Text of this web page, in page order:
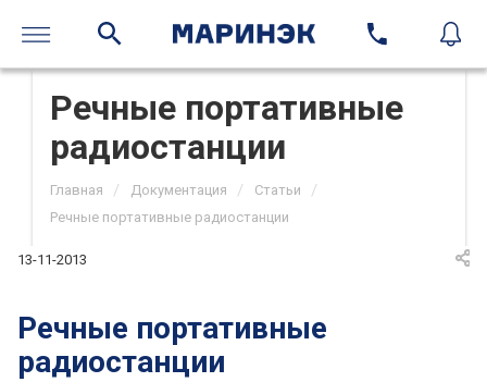
Речные портативные
радиостанции
Главная / Документация / Статьи /
Речные портативные радиостанции
13-11-2013
Речные портативные
радиостанции